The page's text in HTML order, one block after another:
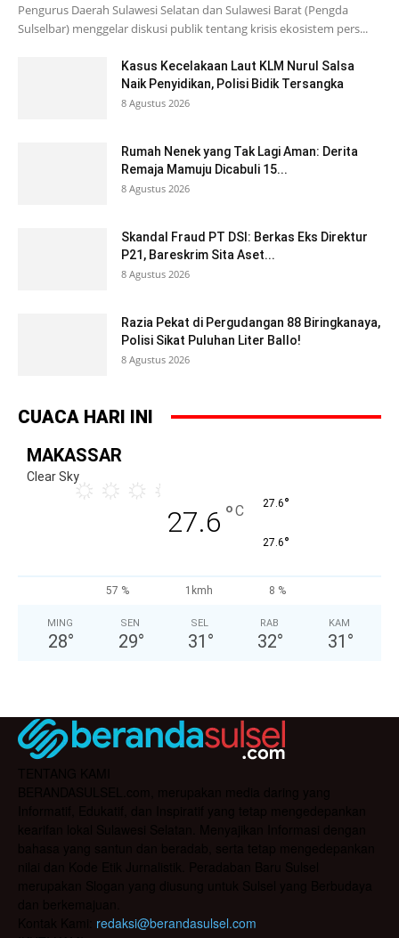
Pengurus Daerah Sulawesi Selatan dan Sulawesi Barat (Pengda
Sulselbar) menggelar diskusi publik tentang krisis ekosistem pers...
Kasus Kecelakaan Laut KLM Nurul Salsa
Naik Penyidikan, Polisi Bidik Tersangka
8 Agustus 2026
Rumah Nenek yang Tak Lagi Aman: Derita
Remaja Mamuju Dicabuli 15...
8 Agustus 2026
Skandal Fraud PT DSI: Berkas Eks Direktur
P21, Bareskrim Sita Aset...
8 Agustus 2026
Razia Pekat di Pergudangan 88 Biringkanaya,
Polisi Sikat Puluhan Liter Ballo!
8 Agustus 2026
CUACA HARI INI
MAKASSAR
Clear Sky
27.6 °C 27.6°
27.6°
57 % 1kmh 8 %
MING
28°
SEN
29°
SEL
31 °
RAB
32°
KAM
31 °
redaksi@berandasulsel.com